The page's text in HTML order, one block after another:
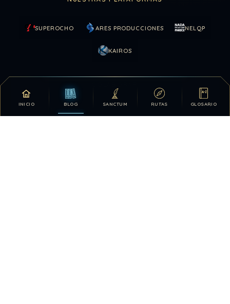
INICIO BLOG SANCTUM RUTAS GLOSARIO
SUPEROCHO ARES PRODUCCIONES NELQP
KAIROS
Tu apoyo hace posible que DDLA siga creciendo.